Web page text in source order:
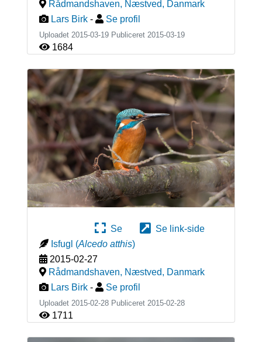
Rådmandshaven, Næstved, Danmark
Lars Birk - Se profil
Uploadet 2015-03-19 Publiceret 2015-03-19
1684
Se
Se link-side
Isfugl (Alcedo atthis)
2015-02-27
Rådmandshaven, Næstved, Danmark
Lars Birk - Se profil
Uploadet 2015-02-28 Publiceret 2015-02-28
1711